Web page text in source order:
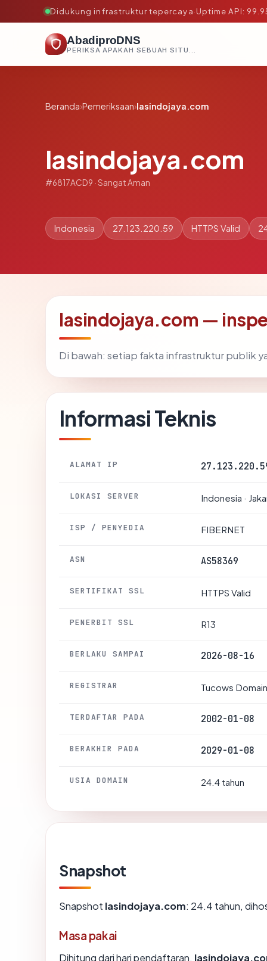
Didukung infrastruktur tepercaya·Uptime API:
AbadiproDNS
PERIKSA APAKAH SEBUAH SITUS AMAN, TEPERCAYA, DAN TERVERIFIKASI DALAM HITUNGAN DETIK.
Beranda›Pemeriksaan›lasindojaya.com
lasindojaya.com
#6817ACD9 · Sangat Aman
Indonesia 27.123.220.59 HTTPS Valid
lasindojaya.com —
Di bawah: setiap fakta infrastruktur publik
Informasi Teknis
ALAMAT IP
LOKASI SERVER Indonesia ·
ISP / PENYEDIA FIBERNET
ASN AS58369
SERTIFIKAT SSL HTTPS Valid
PENERBIT SSL R13
BERLAKU SAMPAI 2026-08-16
REGISTRAR Tucows
TERDAFTAR PADA 2002-01-08
BERAKHIR PADA 2029-01-08
USIA DOMAIN 24.4 tahun
Snapshot
Snapshot lasindojaya.com: 24.4 tahun,
Masa pakai
Dihitung dari hari pendaftaran,